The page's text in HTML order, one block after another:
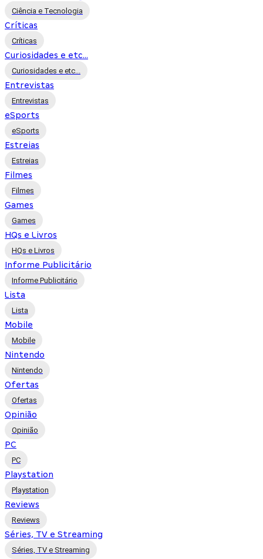
Ciência e Tecnologia
Críticas
Críticas
Curiosidades e etc...
Curiosidades e etc...
Entrevistas
Entrevistas
eSports
eSports
Estreias
Estreias
Filmes
Filmes
Games
Games
HQs e Livros
HQs e Livros
Informe Publicitário
Informe Publicitário
Lista
Lista
Mobile
Mobile
Nintendo
Nintendo
Ofertas
Ofertas
Opinião
Opinião
PC
PC
Playstation
Playstation
Reviews
Reviews
Séries, TV e Streaming
Séries, TV e Streaming